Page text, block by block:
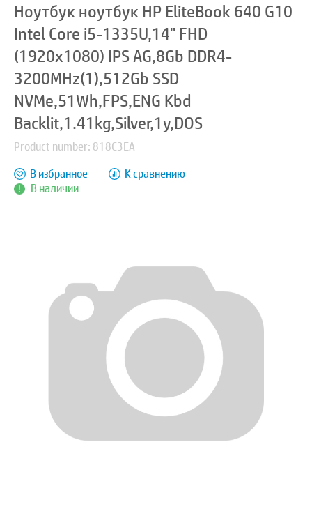
Ноутбук ноутбук HP EliteBook 640 G10
Intel Core i5-1335U,14" FHD
(1920x1080) IPS AG,8Gb DDR4-
3200MHz(1),512Gb SSD
NVMe,51Wh,FPS,ENG Kbd
Backlit,1.41kg,Silver,1y,DOS
Product number: 818C3EA
В наличии
В избранное К сравнению